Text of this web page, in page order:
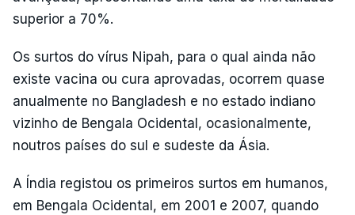
superior a 70%.
Os surtos do vírus Nipah, para o qual ainda não
existe vacina ou cura aprovadas, ocorrem quase
anualmente no Bangladesh e no estado indiano
vizinho de Bengala Ocidental, ocasionalmente,
noutros países do sul e sudeste da Ásia.
A Índia registou os primeiros surtos em humanos,
em Bengala Ocidental, em 2001 e 2007, quando